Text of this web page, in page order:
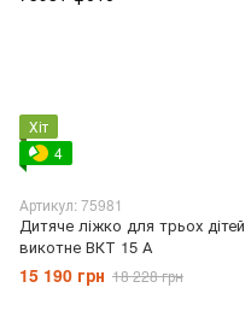
Хіт
4
Артикул: 75981
Дитяче ліжко для трьох дітей
викотне ВКТ 15 А
15 190 грн 18 228 грн